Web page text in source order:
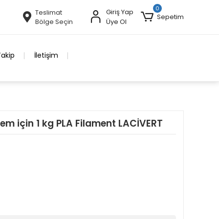
Teslimat
Bölge Seçin
Giriş Yap
Üye Ol
0
Sepetim
İletişim
için 1 kg PLA Filament LACİVERT